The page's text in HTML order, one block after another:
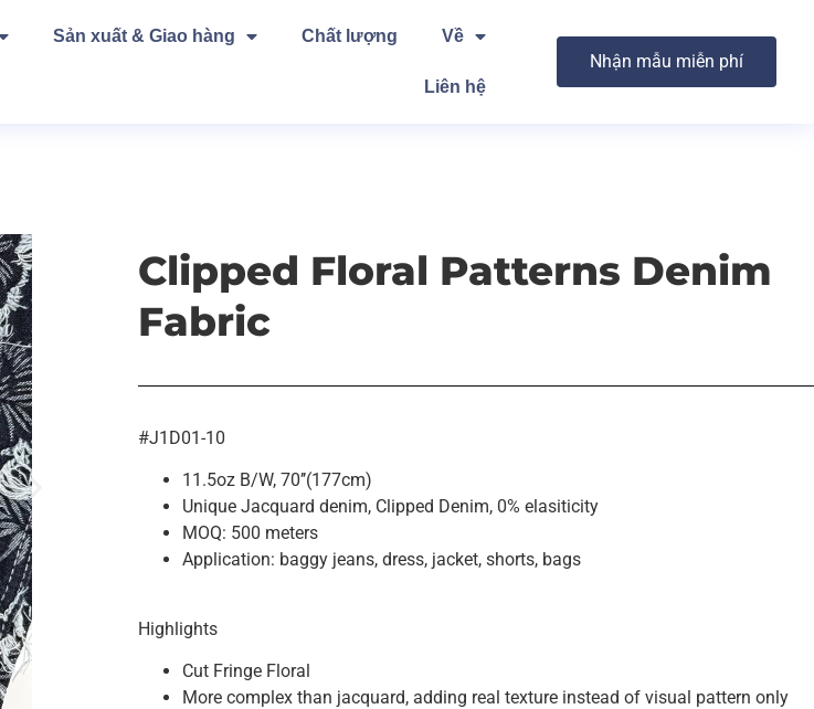
Sản xuất & Giao hàng Chất lượng Về
Liên hệ
Nhận mẫu miễn phí
Clipped Floral Patterns Denim
Fabric
#J1D01-10
11.5oz B/W, 70’’(177cm)
Unique Jacquard denim, Clipped Denim, 0% elasiticity
MOQ: 500 meters
Application: baggy jeans, dress, jacket, shorts, bags
Highlights
Cut Fringe Floral
More complex than jacquard, adding real texture instead of visual pattern only